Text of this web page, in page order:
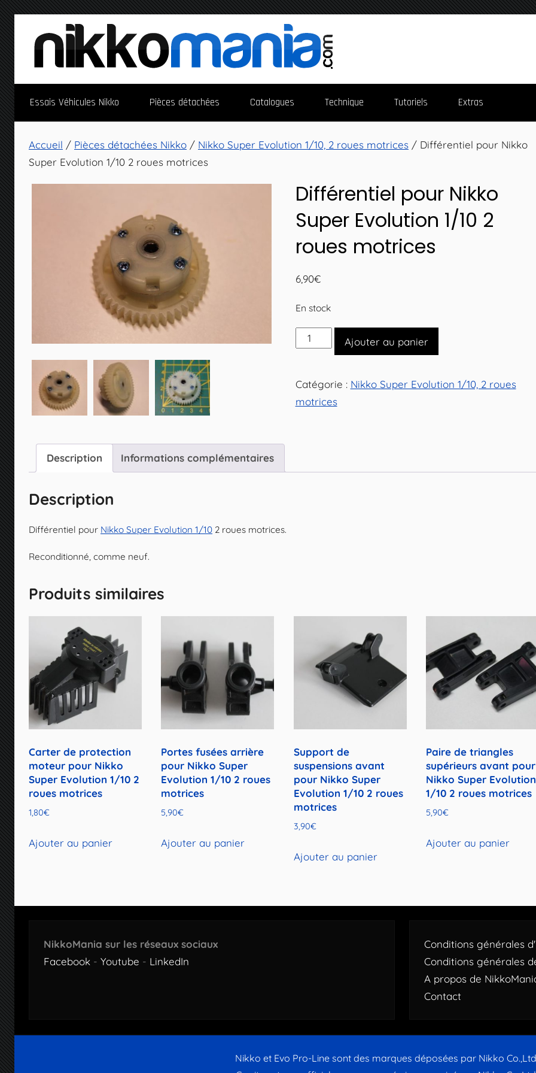
Aller
au
contenu
NikkoMania
NikkoMania,
Tests
Véhicules
Nikko
Essais Véhicules Nikko Pièces détachées Catalogues Technique Tutoriels Extras
Accueil / Pièces détachées Nikko / Nikko Super Evolution 1/10, 2 roues motrices / Différentiel pour Nikko
Super Evolution 1/10 2 roues motrices
Différentiel pour Nikko
Super Evolution 1/10 2
roues motrices
6,90€
En stock
quantité
pour
Nikko
2
Ajouter au panier
Catégorie : Nikko Super Evolution 1/10, 2 roues
motrices
Description Informations complémentaires
Description
Différentiel pour Nikko Super Evolution 1/10 2 roues motrices.
Reconditionné, comme neuf.
Produits similaires
Carter de protection
moteur pour Nikko
Super Evolution 1/10 2
roues motrices
1,80€
Ajouter au panier
Portes fusées arrière
pour Nikko Super
Evolution 1/10 2 roues
motrices
5,90€
Ajouter au panier
Support de
suspensions avant
pour Nikko Super
Evolution 1/10 2 roues
motrices
3,90€
Ajouter au panier
Paire de triangles
supérieurs avant pour
Nikko Super Evolution
1/10 2 roues motrices
5,90€
Ajouter au panier
NikkoMania sur les réseaux sociaux
Facebook - Youtube - LinkedIn
Conditions générales
Conditions générales
A propos de
Contact
Nikko et Evo Pro-Line sont des marques déposées par Nikko